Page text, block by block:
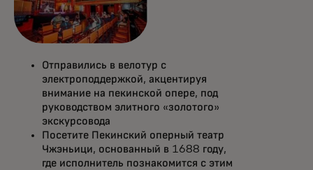
Отправились в велотур с
электроподдержкой, акцентируя
внимание на пекинской опере, под
руководством элитного «золотого»
экскурсовода
Посетите Пекинский оперный театр
Чжэньици, основанный в 1688 году,
где исполнитель познакомится с этим